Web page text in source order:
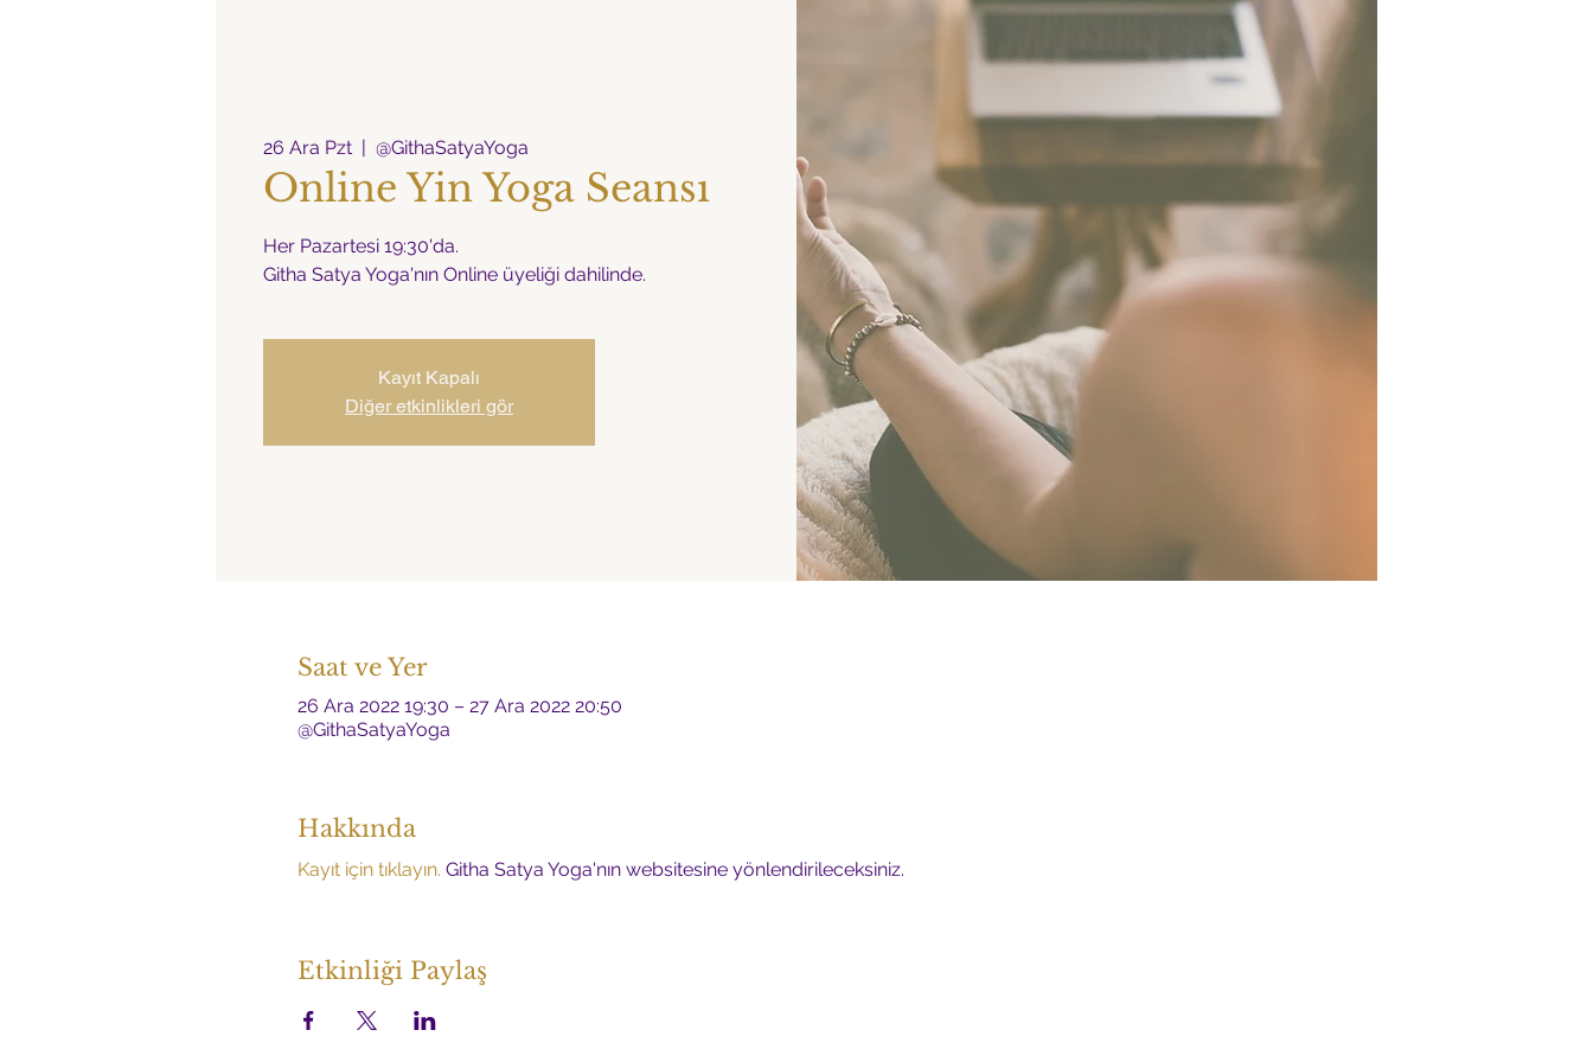
26 Ara Pzt
  |
@GithaSatyaYoga
Online Yin Yoga Seansı
Her Pazartesi 19:30'da.
Githa Satya Yoga'nın Online üyeliği dahilinde.
Kayıt Kapalı
Diğer etkinlikleri gör
Saat ve Yer
26 Ara 2022 19:30 – 27 Ara 2022 20:50
@GithaSatyaYoga
Hakkında
Kayıt için tıklayın. Githa Satya Yoga'nın websitesine yönlendirileceksiniz.
Etkinliği Paylaş